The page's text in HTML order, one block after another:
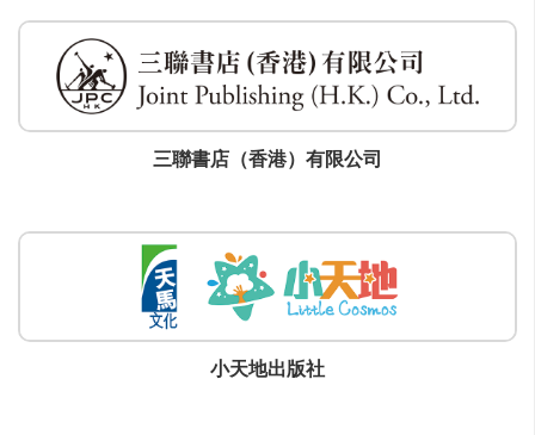
三聯書店（香港）有限公司
小天地出版社